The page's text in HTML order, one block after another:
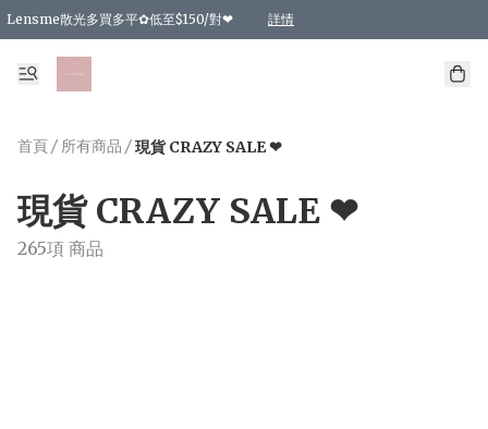
Lensme散光多買多平✿低至$150/對❤ 詳情
台灣Karacon⁩✧日拋 特價清貨❁⃘
日本韓國多款日/月拋現貨☼ 特價❤︎數量有限 售完即止
🇰🇷韓國多款月拋現貨 特價兩對$99✿數量有限 售完即止♫
精選商品，任選買2件或以上9 折；買4件或以上85 折；買6件或以上8 折
精選商品，任選買2件HKD 140.00；買4件HKD 260.00
精選商品，任選買2件HKD 190.00；買4件HKD 360.00
精選商品，任選買2件HKD 110.00；買4件HKD 180.00
精選商品，任選買2件HKD 170.00；買4件HKD 320.00
精選商品，任選買2件或以上減HKD 148.00
精選商品，任選買2件或以上減HKD 148.00
精選商品，任選買2件或以上95 折；買4件或以上9 折；買6件或以上85 折；買8件
精選商品，任選買12件或以上87 折
精選商品，任選買2件或以上減HKD 16.00；買4件或以上減HKD 32.00；買6
精選商品，任選買2件或以上95 折；買4件或以上9 折；買8件或以上85 折；買12
購物滿 HKD 800.00即享免運費優惠！（適用於 特定的送貨方式 )
首頁/ 所有商品 /現貨 CRAZY SALE ❤
現貨 CRAZY SALE ❤
265項 商品